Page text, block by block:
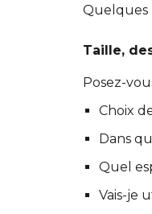
Quelques
Taille,
Posez-
Choix
Dans
Quel
Vais-je